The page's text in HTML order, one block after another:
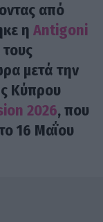
από
η Antigoni
μετά την
Κύπρου
2026, που
16 Μαΐου